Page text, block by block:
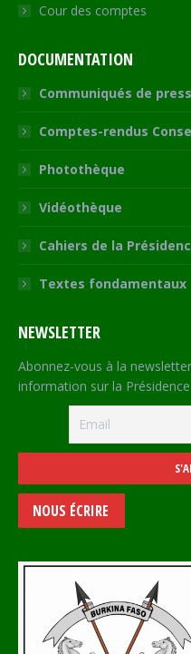
Cour des comptes
DOCUMENTATION
Communiqués de
Comptes-rendus
Photothèque
Vidéothèque
Cahiers de la
Textes fondamentaux
NEWSLETTER
Abonnez-vous à la
information sur la
NOUS ÉCRIRE